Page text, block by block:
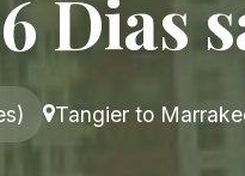
Dias
Tangier to